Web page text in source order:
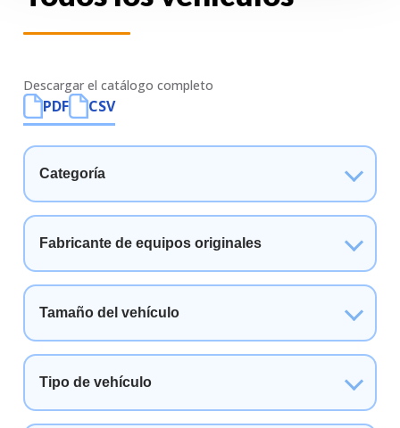
Descargar el catálogo completo
PDF CSV
Categoría
Fabricante de equipos originales
Tamaño del vehículo
Tipo de vehículo